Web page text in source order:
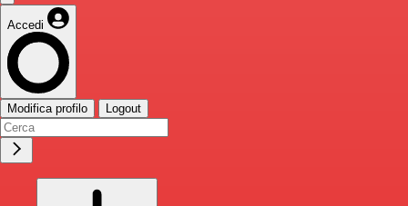
Accedi
Modifica profilo Logout